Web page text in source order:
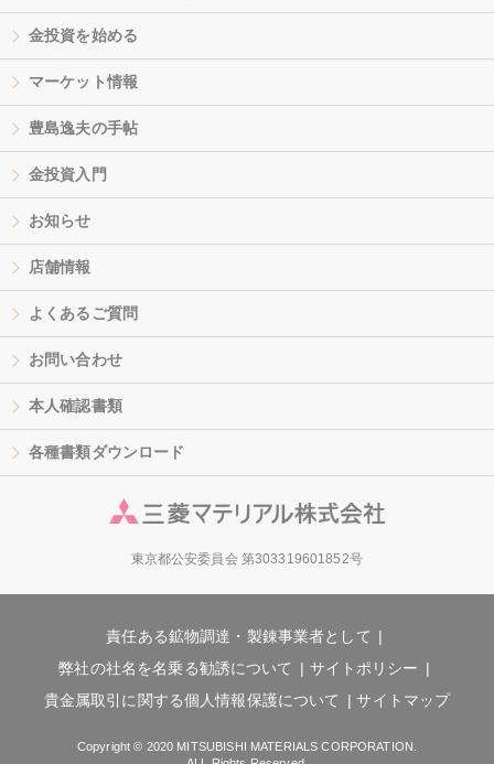
金投資を始める
マーケット情報
豊島逸夫の手帖
金投資入門
お知らせ
店舗情報
よくあるご質問
お問い合わせ
本人確認書類
各種書類ダウンロード
東京都公安委員会 第303319601852号
責任ある鉱物調達・製錬事業者として
弊社の社名を名乗る勧誘について
サイトポリシー
貴金属取引に関する個人情報保護について
サイトマップ
Copyright © 2020 MITSUBISHI MATERIALS CORPORATION.